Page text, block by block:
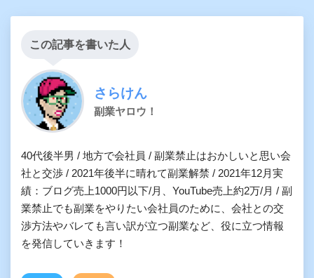
この記事を書いた人
さらけん
副業ヤロウ！
40代後半男 / 地方で会社員 / 副業禁止はおかしいと思い会
社と交渉 / 2021年後半に晴れて副業解禁 / 2021年12月実
績：ブログ売上1000円以下/月、YouTube売上約2万/月 / 副
業禁止でも副業をやりたい会社員のために、会社との交
渉方法やバレても言い訳が立つ副業など、役に立つ情報
を発信していきます！